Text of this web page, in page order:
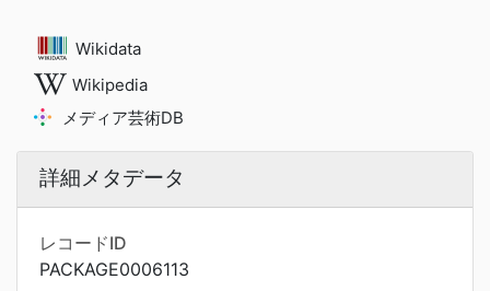
Wikidata
Wikipedia
メディア芸術DB
詳細メタデータ
レコードID
PACKAGE0006113